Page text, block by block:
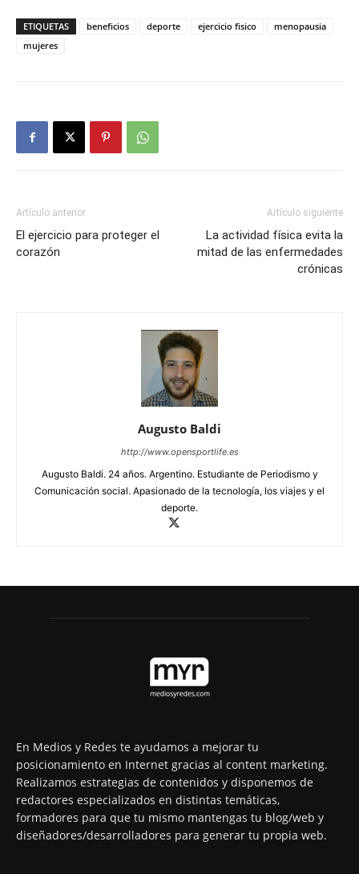
ETIQUETAS beneficios deporte ejercicio fisico
menopausia
mujeres
Artículo anterior
El ejercicio para proteger el
corazón
Artículo siguiente
La actividad física evita la
mitad de las enfermedades
crónicas
Augusto Baldi
http://www.opensportlife.es
Augusto Baldi. 24 años. Argentino. Estudiante de Periodismo y
Comunicación social. Apasionado de la tecnología, los viajes y el
deporte.
En Medios y Redes te ayudamos a mejorar tu
posicionamiento en Internet gracias al content marketing.
Realizamos estrategias de contenidos y disponemos de
redactores especializados en distintas temáticas,
formadores para que tu mismo mantengas tu blog/web y
diseñadores/desarrolladores para generar tu propia web.